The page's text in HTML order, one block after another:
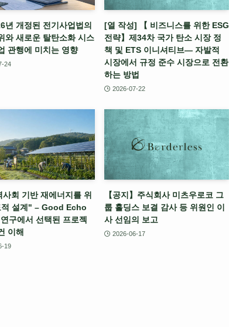
년 개정된 전기사업법의
와 새로운 탈탄소화 시스
관행에 미치는 영향
24
[열 작성] 【 비즈니스를 위한 ESG
전략】제34차 국가 탄소 시장 정
책 및 ETS 이니셔티브— 자발적
시장에서 규정 준수 시장으로 전환
하는 방법
2026-07-22
회 기반 재에너지를 위
설계" – Good Echo
구에서 선택된 프로젝
이해
19
【공지】주식회사 미츠우로코 그
룹 홀딩스 보결 감사 등 위원인 이
사 선임의 보고
2026-06-17